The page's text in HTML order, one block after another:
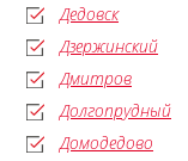
Дедовск
Дзержинский
Дмитров
Долгопрудный
Домодедово